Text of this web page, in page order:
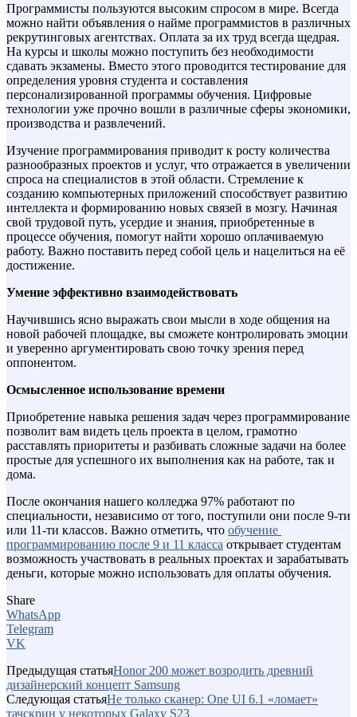
Программисты пользуются высоким спросом в мире. Всегда
можно найти объявления о найме программистов в различных
рекрутинговых агентствах. Оплата за их труд всегда щедрая.
На курсы и школы можно поступить без необходимости
сдавать экзамены. Вместо этого проводится тестирование для
определения уровня студента и составления
персонализированной программы обучения. Цифровые
технологии уже прочно вошли в различные сферы экономики,
производства и развлечений.
Изучение программирования приводит к росту количества
разнообразных проектов и услуг, что отражается в увеличении
спроса на специалистов в этой области. Стремление к
созданию компьютерных приложений способствует развитию
интеллекта и формированию новых связей в мозгу. Начиная
свой трудовой путь, усердие и знания, приобретенные в
процессе обучения, помогут найти хорошо оплачиваемую
работу. Важно поставить перед собой цель и нацелиться на её
достижение.
Умение эффективно взаимодействовать
Научившись ясно выражать свои мысли в ходе общения на
новой рабочей площадке, вы сможете контролировать эмоции
и уверенно аргументировать свою точку зрения перед
оппонентом.
Осмысленное использование времени
Приобретение навыка решения задач через программирование
позволит вам видеть цель проекта в целом, грамотно
расставлять приоритеты и разбивать сложные задачи на более
простые для успешного их выполнения как на работе, так и
дома.
После окончания нашего колледжа 97% работают по
специальности, независимо от того, поступили они после 9-ти
или 11-ти классов. Важно отметить, что обучение
программированию после 9 и 11 класса открывает студентам
возможность участвовать в реальных проектах и зарабатывать
деньги, которые можно использовать для оплаты обучения.
Share
WhatsApp
Telegram
VK
Предыдущая статьяHonor 200 может возродить древний
дизайнерский концепт Samsung
Следующая статьяНе только сканер: One UI 6.1 «ломает»
тачскрин у некоторых Galaxy S23